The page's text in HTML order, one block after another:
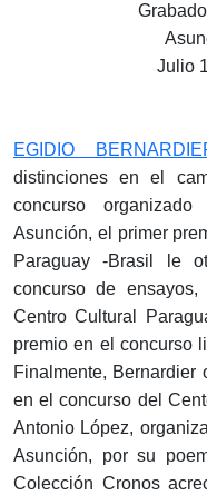
Julio
EGIDIO
distinciones en el
concurso
Asunción, el primer
Paraguay -Brasil le
concurso de
Centro Cultural
premio en el concurso
Finalmente, Bernardier
en el concurso del
Antonio López,
Asunción, por su
Colección Cronos